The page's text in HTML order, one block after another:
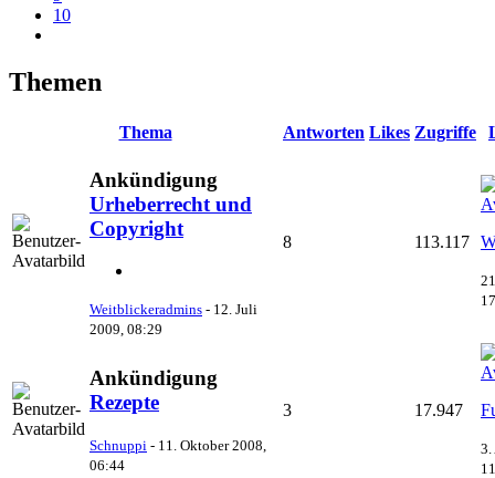
10
Themen
Thema Antworten Likes Zugriffe
Ankündigung
Urheberrecht und
Copyright
Weitblickeradmins - 12. Juli
2009, 08:29
8 113.117
Ankündigung
Rezepte
Schnuppi - 11. Oktober 2008,
06:44
3 17.947
3.